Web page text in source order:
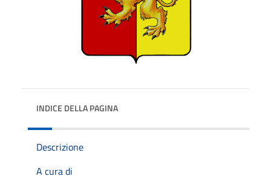
INDICE DELLA PAGINA
Descrizione
A cura di